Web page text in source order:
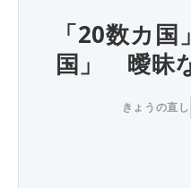
「20数カ
国」 曖昧
きょうの直し